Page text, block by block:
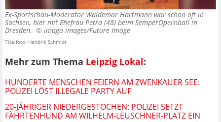
Ex-Sportschau-Moderator Waldemar Hartmann war schon oft in
Sachsen, hier mit Ehefrau Petra (48) beim SemperOpernball in
Dresden. © imago images/Future Image
Titelfoto: Hendrik Schmidt
Mehr zum Thema Leipzig Lokal:
HUNDERTE MENSCHEN FEIERN AM ZWENKAUER SEE:
POLIZEI LÖST ILLEGALE PARTY AUF
20-JÄHRIGER NIEDERGESTOCHEN: POLIZEI SETZT
FÄHRTENHUND AM WILHELM-LEUSCHNER-PLATZ EIN